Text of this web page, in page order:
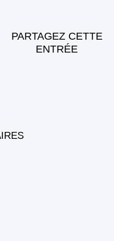
PARTAGEZ CETTE
ENTRÉE